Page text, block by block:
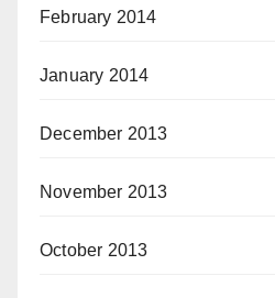
February 2014
January 2014
December 2013
November 2013
October 2013